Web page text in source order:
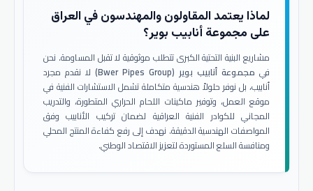
لماذا يعتمد المقاولون والمهندسون في العراق
على مجموعة أنابيب بوير؟
مشاريع البنية التحتية الكبرى تتطلب موثوقية لا تقبل المساومة. نحن
في مجموعة أنابيب بوير (Bwer Pipes Group)
لا نقدم مجرد
أنابيب، بل نوفر حلولاً هندسية متكاملة تشمل الاستشارات الفنية في
موقع العمل، وتوفير ماكينات اللحام الحراري المتطورة، والتدريب
المجاني للكوادر الفنية العراقية لضمان تركيب الأنابيب وفق
المواصفات الهندسية الدقيقة. نهدف إلى رفع كفاءة المنتج المحلي
ومنافسة السلع المستوردة لتعزيز الاقتصاد الوطني.